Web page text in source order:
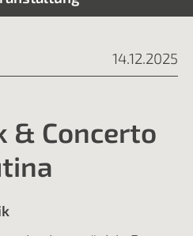
14.12.2025
& Concerto